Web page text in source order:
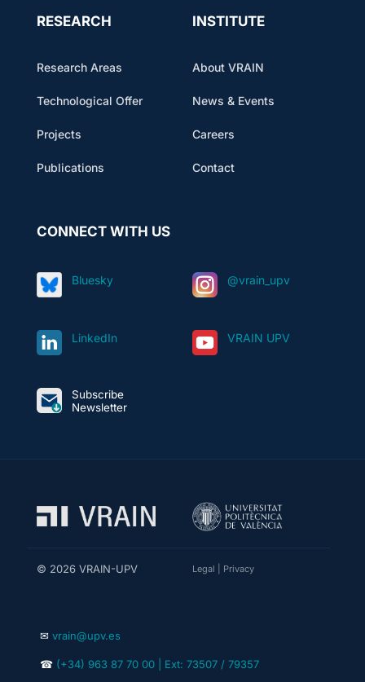
RESEARCH
Research Areas
Technological Offer
Projects
Publications
INSTITUTE
About VRAIN
News & Events
Careers
Contact
CONNECT WITH US
Bluesky @vrain_upv
LinkedIn VRAIN UPV
Subscribe
Newsletter
© 2026 VRAIN-UPV Legal Privacy
✉ vrain@upv.es
☎ (+34) 963 87 70 00 | Ext: 73507 / 79357